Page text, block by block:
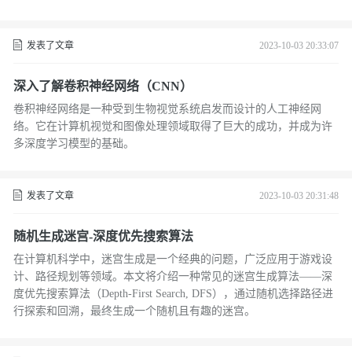
发表了文章 2023-10-03 20:33:07
深入了解卷积神经网络（CNN）
卷积神经网络是一种受到生物视觉系统启发而设计的人工神经网
络。它在计算机视觉和图像处理领域取得了巨大的成功，并成为许
多深度学习模型的基础。
发表了文章 2023-10-03 20:31:48
随机生成迷宫-深度优先搜索算法
在计算机科学中，迷宫生成是一个经典的问题，广泛应用于游戏设
计、路径规划等领域。本文将介绍一种常见的迷宫生成算法——深
度优先搜索算法（Depth-First Search, DFS），通过随机选择路径进
行探索和回溯，最终生成一个随机且有趣的迷宫。